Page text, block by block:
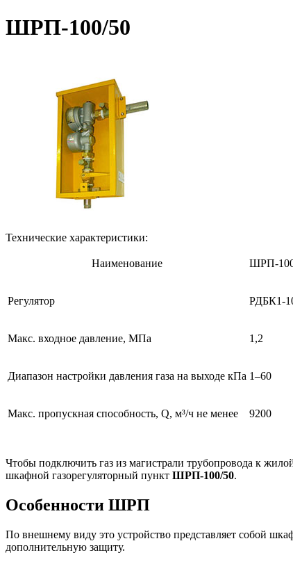
ШРП-100/50
Технические характеристики:
Наименование ШРП-
Регулятор РДБК1-
Макс. входное давление, МПа 1,2
Диапазон настройки давления газа на выходе кПа 1–60
Макс. пропускная способность, Q, м³/ч не менее 9200
Чтобы подключить газ из магистрали трубопровода к
шкафной газорегуляторный пункт ШРП-100/50.
Особенности ШРП
По внешнему виду это устройство представляет собой
дополнительную защиту.